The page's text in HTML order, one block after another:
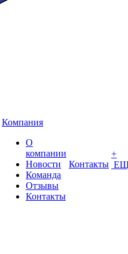
Компания
О
компании
Новости
Команда
Отзывы
Контакты
Контакты
+